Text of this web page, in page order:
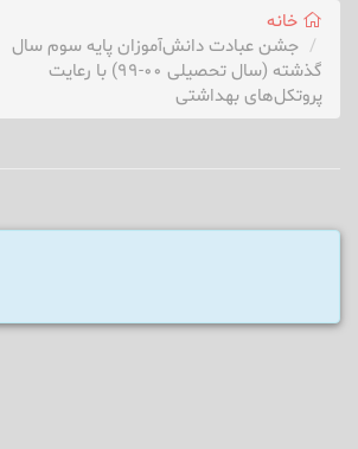
خانه
جشن عبادت دانش‌آموزان پایه سوم سال
گذشته (سال تحصیلی ۰۰-۹۹) با رعایت
پروتکل‌های بهداشتی